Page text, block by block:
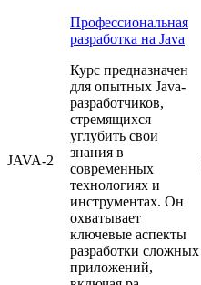
JAVA-2
Профессиональная
разработка на Java
Курс предназначен
для опытных Java-
разработчиков,
стремящихся
углубить свои
знания в
современных
технологиях и
инструментах. Он
охватывает
ключевые аспекты
разработки сложных
приложений,